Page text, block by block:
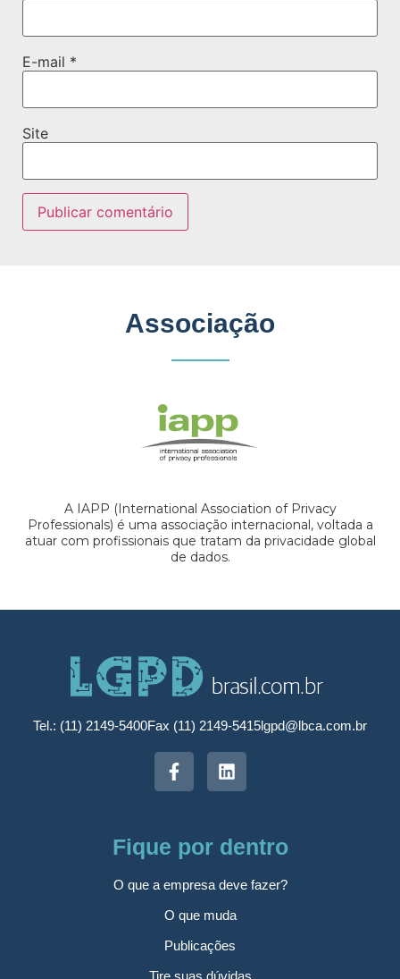
E-mail *
Site
Associação
A IAPP (International Association of Privacy
Professionals) é uma associação internacional, voltada a
atuar com profissionais que tratam da privacidade global
de dados.
Tel.: (11) 2149-5400Fax (11) 2149-5415lgpd@lbca.com.br
Fique por dentro
O que a empresa deve fazer?
O que muda
Publicações